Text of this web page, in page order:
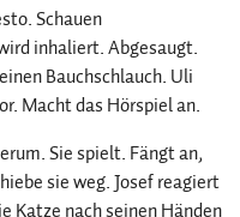
Schauen
inhaliert. Abgesaugt.
Bauchschlauch. Uli
Macht das Hörspiel an.
Sie spielt. Fängt an,
sie weg. Josef reagiert
Katze nach seinen Händen